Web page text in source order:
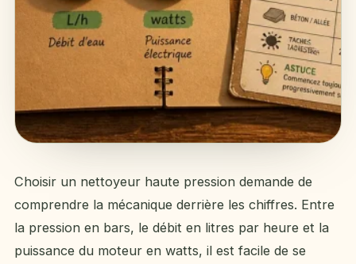
Choisir un nettoyeur haute pression demande de
comprendre la mécanique derrière les chiffres. Entre
la pression en bars, le débit en litres par heure et la
puissance du moteur en watts, il est facile de se